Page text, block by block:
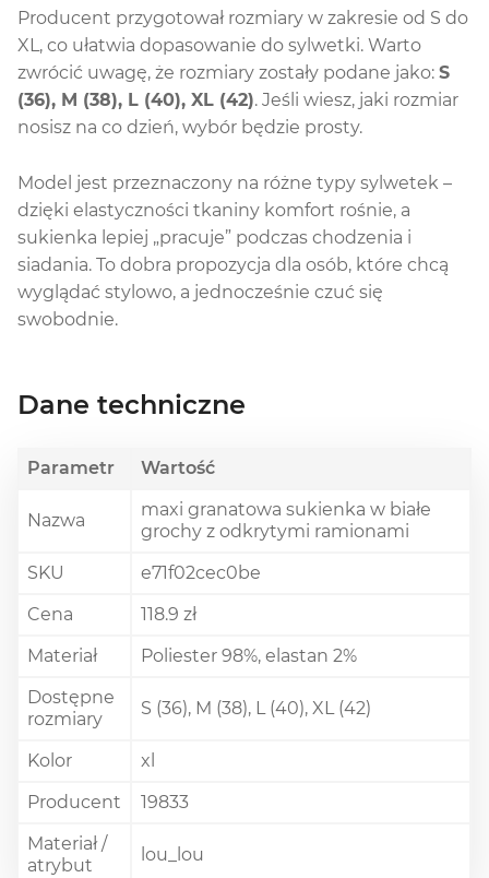
Producent przygotował rozmiary w zakresie od S do
XL, co ułatwia dopasowanie do sylwetki. Warto
zwrócić uwagę, że rozmiary zostały podane jako: S
(36), M (38), L (40), XL (42). Jeśli wiesz, jaki rozmiar
nosisz na co dzień, wybór będzie prosty.
Model jest przeznaczony na różne typy sylwetek –
dzięki elastyczności tkaniny komfort rośnie, a
sukienka lepiej „pracuje” podczas chodzenia i
siadania. To dobra propozycja dla osób, które chcą
wyglądać stylowo, a jednocześnie czuć się
swobodnie.
Dane techniczne
Parametr Wartość
Nazwa
maxi granatowa sukienka w białe
grochy z odkrytymi ramionami
SKU
e71f02cec0be
Cena
118.9 zł
Materiał
Poliester 98%, elastan 2%
Dostępne
rozmiary
S (36), M (38), L (40), XL (42)
Kolor
xl
Producent
19833
Materiał /
atrybut
lou_lou